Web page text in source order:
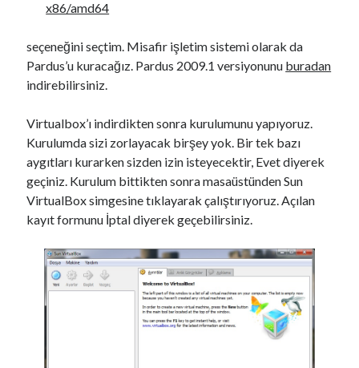
x86/amd64
seçeneğini seçtim. Misafir işletim sistemi olarak da
Pardus’u kuracağız. Pardus 2009.1 versiyonunu buradan
indirebilirsiniz.
Virtualbox’ı indirdikten sonra kurulumunu yapıyoruz.
Kurulumda sizi zorlayacak birşey yok. Bir tek bazı
aygıtları kurarken sizden izin isteyecektir, Evet diyerek
geçiniz. Kurulum bittikten sonra masaüstünden Sun
VirtualBox simgesine tıklayarak çalıştırıyoruz. Açılan
kayıt formunu İptal diyerek geçebilirsiniz.